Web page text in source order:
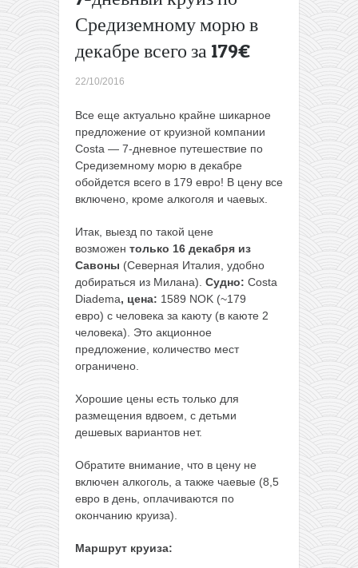
Средиземному морю в
декабре всего за 179€
22/10/2016
Все еще актуально крайне шикарное
предложение от круизной компании
Costa — 7-дневное путешествие по
Средиземному морю в декабре
обойдется всего в 179 евро! В цену все
включено, кроме алкоголя и чаевых.
Итак, выезд по такой цене
возможен только 16 декабря из
Савоны (Северная Италия, удобно
добираться из Милана). Судно: Costa
Diadema, цена: 1589 NOK (~179
евро) с человека за каюту (в каюте 2
человека). Это акционное
предложение, количество мест
ограничено.
Хорошие цены есть только для
размещения вдвоем, с детьми
дешевых вариантов нет.
Обратите внимание, что в цену не
включен алкоголь, а также чаевые (8,5
евро в день, оплачиваются по
окончанию круиза).
Маршрут круиза:
Барселона
и Милан в
за 63€
туда-
обратно